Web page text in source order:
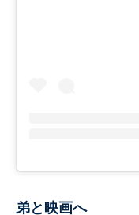
弟と映画へ